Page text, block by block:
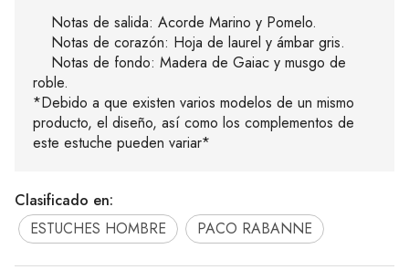
Notas de salida: Acorde Marino y Pomelo.
Notas de corazón: Hoja de laurel y ámbar gris.
Notas de fondo: Madera de Gaiac y musgo de
roble.
*Debido a que existen varios modelos de un mismo
producto, el diseño, así como los complementos de
este estuche pueden variar*
Clasificado en:
ESTUCHES HOMBRE
PACO RABANNE